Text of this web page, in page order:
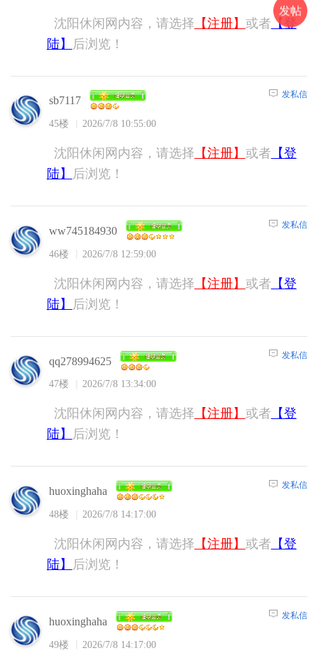
沈阳休闲网内容，请选择 【注册】 或者 【登
陆】
后浏览！
sb7117
45楼 2026/7/8 10:55:00
发私信
沈阳休闲网内容，请选择 【注册】 或者 【登
陆】
后浏览！
ww745184930
46楼 2026/7/8 12:59:00
发私信
沈阳休闲网内容，请选择 【注册】 或者 【登
陆】
后浏览！
qq278994625
47楼 2026/7/8 13:34:00
发私信
沈阳休闲网内容，请选择 【注册】 或者 【登
陆】
后浏览！
huoxinghaha
48楼 2026/7/8 14:17:00
发私信
沈阳休闲网内容，请选择 【注册】 或者 【登
陆】
后浏览！
huoxinghaha
49楼 2026/7/8 14:17:00
发私信
发帖